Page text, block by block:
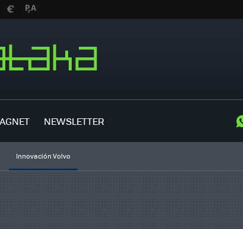
NEWSLETTER
Innovación Volvo